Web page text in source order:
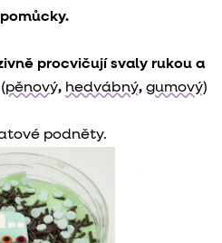
procvičují svaly rukou a
pěnový, hedvábný, gumový)
podněty.